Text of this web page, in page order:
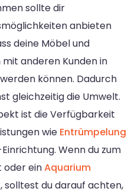
sollte dir
anbieten
deine Möbel und
anderen Kunden in
können. Dadurch
gleichzeitig die Umwelt.
ist die Verfügbarkeit
wie Entrümpelung
Wenn du zum
oder einAquarium
du darauf achten,